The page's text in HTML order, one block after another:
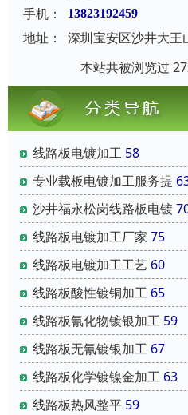
手机：
13823192459
地址：
深圳宝安区沙井大王
本站共被浏览过
线路板电镀加工 58
专业载板电镀加工服务提
沙井福永松岗线路板电镀
线路板电镀加工厂家 75
线路板电镀加工工艺 60
线路板酸性镀铜加工 65
线路板氰化物镀银加工 59
线路板无氰镀银加工 67
线路板化学镀镍金加工 63
线路板热风整平 59